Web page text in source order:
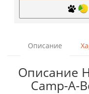
Описание
Описание
Camp-A-